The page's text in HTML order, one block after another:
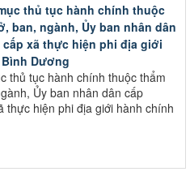
thủ tục hành chính thuộc
ban, ngành, Ủy ban nhân dân
xã thực hiện phi địa giới
Dương
thủ tục hành chính thuộc thẩm
Ủy ban nhân dân cấp
thực hiện phi địa giới hành chính